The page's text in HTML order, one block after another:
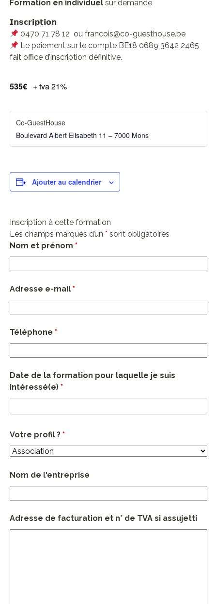
Formation en individuel sur demande
𝗜𝗻𝘀𝗰𝗿𝗶𝗽𝘁𝗶𝗼𝗻
0470 71 78 12 ou francois@co-guesthouse.be
Le paiement sur le compte BE18 0689 3642 2465
fait office d’inscription définitive.
535€ + tva 21%
Co-GuestHouse
Boulevard Albert Elisabeth 11 – 7000 Mons
Ajouter au calendrier
Inscription à cette formation
Les champs marqués d’un * sont obligatoires
Nom et prénom *
Adresse e-mail *
Téléphone *
Date de la formation pour laquelle je suis
intéressé(e) *
Votre profil ? *
Nom de l'entreprise
Adresse de facturation et n° de TVA si assujetti